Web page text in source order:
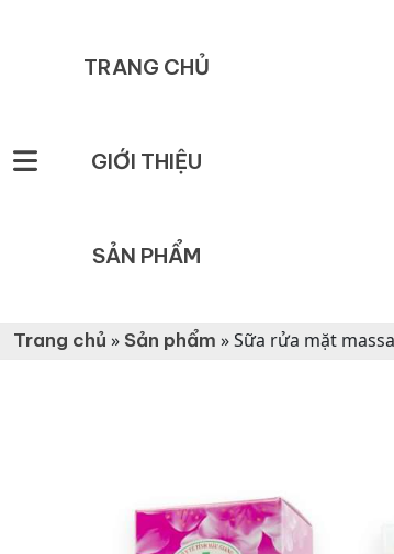
TRANG CHỦ
GIỚI THIỆU
SẢN PHẨM
Trang chủ »Sản phẩm »Sữa rửa mặt